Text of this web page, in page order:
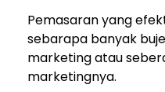
Pemasaran yang
sebarapa banyak
marketing atau
marketingnya.